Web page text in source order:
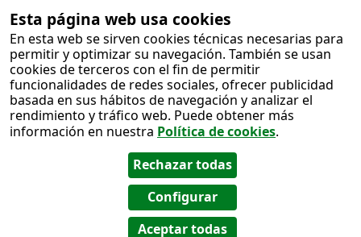
Esta página web usa cookies
En esta web se sirven cookies técnicas necesarias para
permitir y optimizar su navegación. También se usan
cookies de terceros con el fin de permitir
funcionalidades de redes sociales, ofrecer publicidad
basada en sus hábitos de navegación y analizar el
rendimiento y tráfico web. Puede obtener más
información en nuestra Política de cookies.